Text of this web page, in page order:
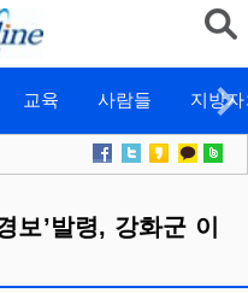
교육 사람들 지방
보’발령, 강화군 이